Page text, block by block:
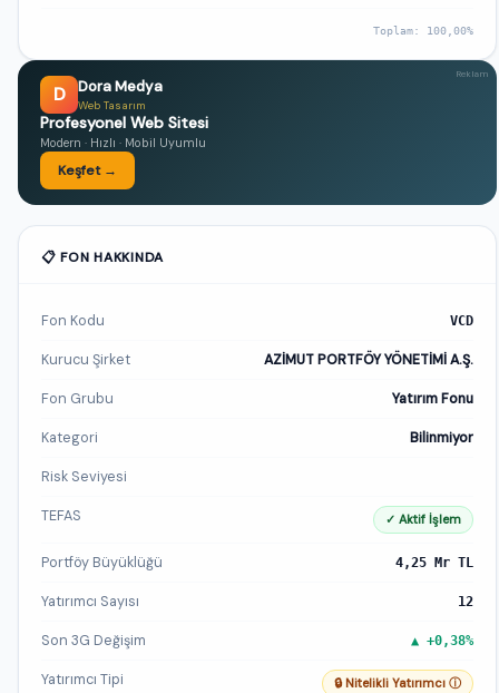
Toplam: 100,00%
D Dora Medya
Web Tasarım
Profesyonel Web Sitesi
Modern · Hızlı · Mobil Uyumlu
Keşfet →
Reklam
📋 FON HAKKINDA
Fon Kodu VCD
Kurucu Şirket AZİMUT PORTFÖY YÖNETİMİ A.Ş.
Fon Grubu Yatırım Fonu
Kategori Bilinmiyor
Risk Seviyesi
TEFAS ✓ Aktif İşlem
Portföy Büyüklüğü 4,25 Mr TL
Yatırımcı Sayısı 12
Son 3G Değişim ▲ +0,38%
Yatırımcı Tipi 🔒 Nitelikli Yatırımcı ⓘ